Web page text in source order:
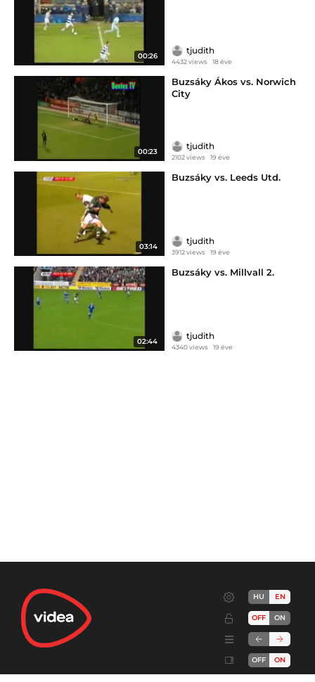
00:26
tjudith
4432 views 18 éve
00:23
Buzsáky Ákos vs. Norwich
City
tjudith
2102 views 19 éve
03:14
Buzsáky vs. Leeds Utd.
tjudith
3912 views 19 éve
02:44
Buzsáky vs. Millvall 2.
tjudith
4340 views 19 éve
HU EN
OFF ON
OFF ON